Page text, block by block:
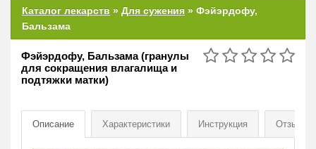
Каталог лекарств » Для сужения » Фэйэрдофу,
Бальзама
Фэйэрдофу, Бальзама (гранулы
для сокращения влагалища и
подтяжки матки)
Описание Характеристики Инструкция Отзывы